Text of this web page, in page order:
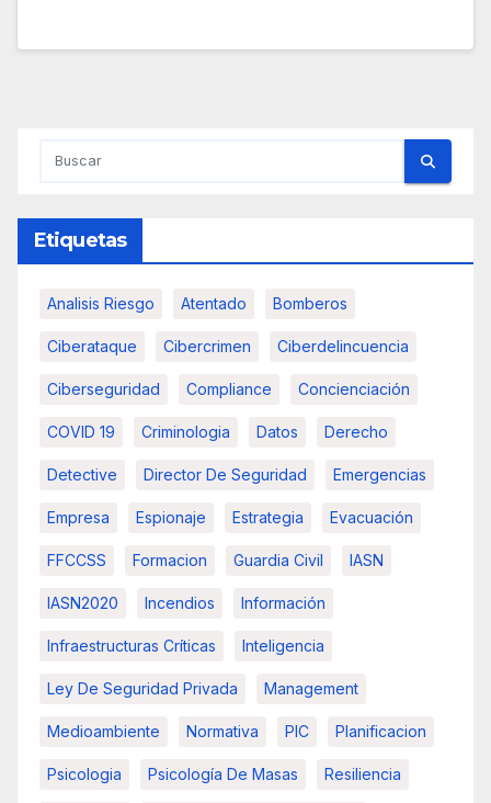
Etiquetas
Analisis Riesgo Atentado Bomberos
Ciberataque Cibercrimen Ciberdelincuencia
Ciberseguridad Compliance Concienciación
COVID 19 Criminologia Datos Derecho
Detective Director De Seguridad Emergencias
Empresa Espionaje Estrategia Evacuación
FFCCSS Formacion Guardia Civil IASN
IASN2020 Incendios Información
Infraestructuras Críticas Inteligencia
Ley De Seguridad Privada Management
Medioambiente Normativa PIC Planificacion
Psicologia Psicología De Masas Resiliencia